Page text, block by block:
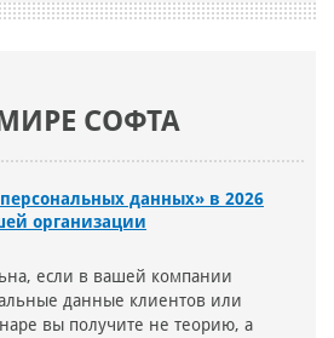
СОФТА
данных» в 2026
организации
если в вашей компании
данные клиентов или
вы получите не теорию, а